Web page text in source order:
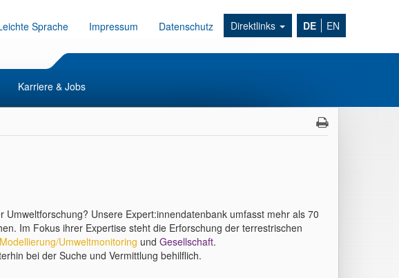
Sprache Impressum Datenschutz Direktlinks DE EN
Karriere & Jobs
Unsere Expert:innendatenbank umfasst mehr als 70
Im Fokus ihrer Expertise steht die Erforschung der terrestrischen
Modellierung/Umweltmonitoring und Gesellschaft.
bei der Suche und Vermittlung behilflich.